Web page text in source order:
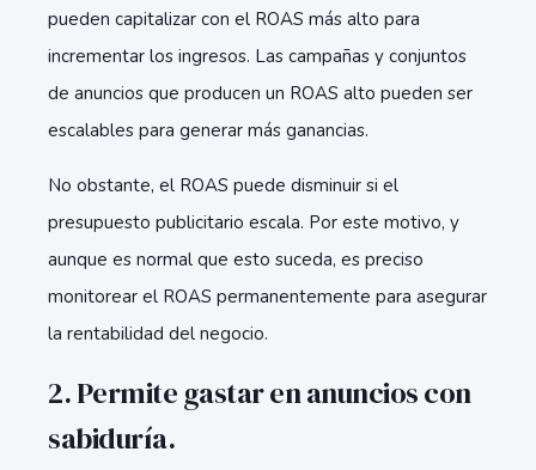
pueden capitalizar con el ROAS más alto para
incrementar los ingresos. Las campañas y conjuntos
de anuncios que producen un ROAS alto pueden ser
escalables para generar más ganancias.
No obstante, el ROAS puede disminuir si el
presupuesto publicitario escala. Por este motivo, y
aunque es normal que esto suceda, es preciso
monitorear el ROAS permanentemente para asegurar
la rentabilidad del negocio.
2. Permite gastar en anuncios con
sabiduría.